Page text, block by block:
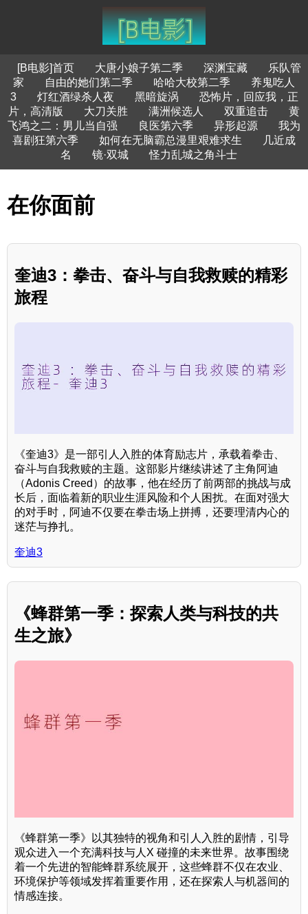
[B电影]首页 大唐小娘子第二季 深渊宝藏
乐队管
家
自由的她们第二季 哈哈大校第二季
养鬼吃人
3
灯红酒绿杀人夜 黑暗旋涡
恐怖片，回应我，正
片，高清版
大刀关胜 满洲候选人 双重追击
黄
飞鸿之二：男儿当自强
良医第六季 异形起源
我为
喜剧狂第六季
如何在无脑霸总漫里艰难求生
几近成
名
镜·双城 怪力乱城之角斗士
在你面前
奎迪3：拳击、奋斗与自我救赎的精彩
旅程
《奎迪3》是一部引人入胜的体育励志片，承载着拳击、
奋斗与自我救赎的主题。这部影片继续讲述了主角阿迪
（Adonis Creed）的故事，他在经历了前两部的挑战与成
长后，面临着新的职业生涯风险和个人困扰。在面对强大
的对手时，阿迪不仅要在拳击场上拼搏，还要理清内心的
迷茫与挣扎。
奎迪3
《蜂群第一季：探索人类与科技的共
生之旅》
《蜂群第一季》以其独特的视角和引人入胜的剧情，引导
观众进入一个充满科技与人X 碰撞的未来世界。故事围绕
着一个先进的智能蜂群系统展开，这些蜂群不仅在农业、
环境保护等领域发挥着重要作用，还在探索人与机器间的
情感连接。